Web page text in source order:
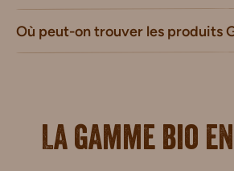
Où peut-on trouver les produits
La gamme bio